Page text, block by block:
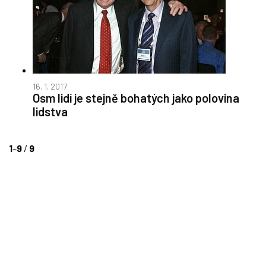
16. 1. 2017
Osm lidí je stejně bohatých jako polovina
lidstva
1–9 / 9